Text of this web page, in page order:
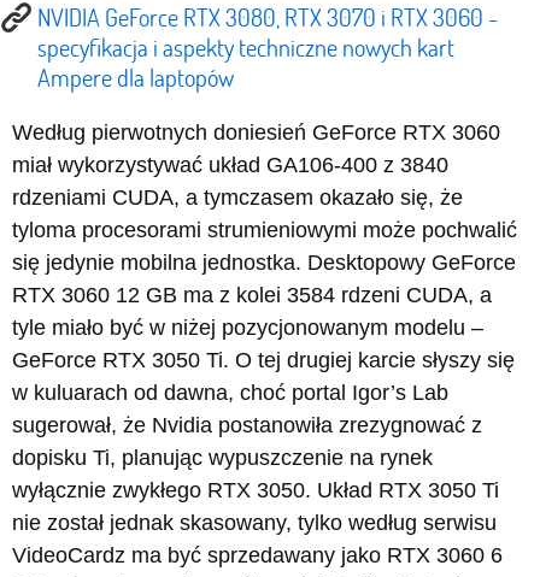
NVIDIA GeForce RTX 3080, RTX 3070 i RTX 3060 -
specyfikacja i aspekty techniczne nowych kart
Ampere dla laptopów
Według pierwotnych doniesień GeForce RTX 3060
miał wykorzystywać układ GA106-400 z 3840
rdzeniami CUDA, a tymczasem okazało się, że
tyloma procesorami strumieniowymi może pochwalić
się jedynie mobilna jednostka. Desktopowy GeForce
RTX 3060 12 GB ma z kolei 3584 rdzeni CUDA, a
tyle miało być w niżej pozycjonowanym modelu –
GeForce RTX 3050 Ti. O tej drugiej karcie słyszy się
w kuluarach od dawna, choć portal Igor’s Lab
sugerował, że Nvidia postanowiła zrezygnować z
dopisku Ti, planując wypuszczenie na rynek
wyłącznie zwykłego RTX 3050. Układ RTX 3050 Ti
nie został jednak skasowany, tylko według serwisu
VideoCardz ma być sprzedawany jako RTX 3060 6